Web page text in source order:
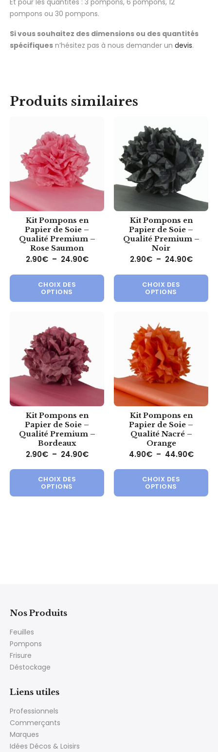
pompons ou 30 pompons.
Si vous souhaitez des dimensions ou des quantités
spécifiques n’hésitez pas à nous demander un devis.
Produits similaires
Kit Pompons en
Papier de Soie –
Qualité Premium –
Rose Saumon
2.90€ – 24.90€Plage de prix : 2.90€ à 24.90€
CHOIX DES
OPTIONS
Ce produit a plusieurs
Kit Pompons en
Papier de Soie –
Qualité Premium –
Noir
2.90€ – 24.90€Plage
CHOIX DES
OPTIONS
Kit Pompons en
Papier de Soie –
Qualité Premium –
Bordeaux
2.90€ – 24.90€Plage de prix : 2.90€ à 24.90€
CHOIX DES
OPTIONS
Ce produit a plusieurs
Kit Pompons en
Papier de Soie –
Qualité Nacré –
Orange
4.90€ – 44.90€Plage
CHOIX DES
OPTIONS
Nos Produits
Feuilles
Pompons
Frisure
Déstockage
Liens utiles
Professionnels
Commerçants
Marques
Idées Décos & Loisirs